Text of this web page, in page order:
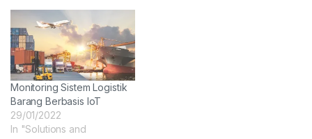
Monitoring Sistem Logistik
Barang Berbasis IoT
29/01/2022
In "Solutions and